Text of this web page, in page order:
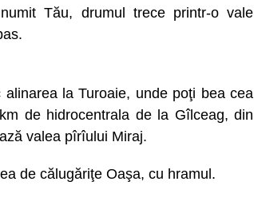
Tău, drumul trece printr-o vale
la Turoaie, unde poţi bea cea
de hidrocentrala de la Gîlceag, din
valea pîrîului Miraj.
de călugăriţe Oaşa, cu hramul.